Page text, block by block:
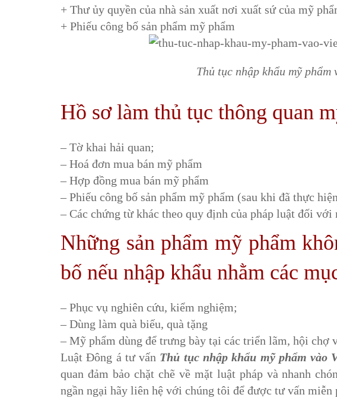
+ Thư ủy quyền của nhà sản xuất nơi xuất sứ của mỹ
+ Phiếu công bố sản phẩm mỹ phẩm
Thủ tục nhập khẩu mỹ phẩm
Hồ sơ làm thủ tục thông quan
– Tờ khai hải quan;
– Hoá đơn mua bán mỹ phẩm
– Hợp đồng mua bán mỹ phẩm
– Phiếu công bố sản phẩm mỹ phẩm (sau khi đã thực
– Các chứng từ khác theo quy định của pháp luật đối với
Những sản phẩm mỹ phẩm
bố nếu nhập khẩu nhằm các
– Phục vụ nghiên cứu, kiểm nghiệm;
– Dùng làm quà biếu, quà tặng
– Mỹ phẩm dùng để trưng bày tại các triển lãm, hội chợ
Luật Đông á tư vấn Thủ tục nhập khẩu mỹ phẩm vào
quan đảm bảo chặt chẽ về mặt luật pháp và nhanh
ngần ngại hãy liên hệ với chúng tôi để được tư vấn miễn